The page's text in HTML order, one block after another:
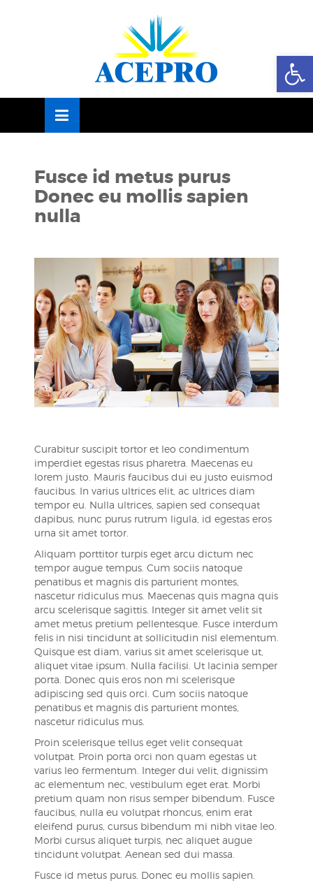
Fusce id metus purus
Donec eu mollis sapien
nulla
Curabitur suscipit tortor et leo condimentum
imperdiet egestas risus pharetra. Maecenas eu
lorem justo. Mauris faucibus dui eu justo euismod
faucibus. In varius ultrices elit, ac ultrices diam
tempor eu. Nulla ultrices, sapien sed consequat
dapibus, nunc purus rutrum ligula, id egestas eros
urna sit amet tortor.
Aliquam porttitor turpis eget arcu dictum nec
tempor augue tempus. Cum sociis natoque
penatibus et magnis dis parturient montes,
nascetur ridiculus mus. Maecenas quis magna quis
arcu scelerisque sagittis. Integer sit amet velit sit
amet metus pretium pellentesque. Fusce interdum
felis in nisi tincidunt at sollicitudin nisl elementum.
Quisque est diam, varius sit amet scelerisque ut,
aliquet vitae ipsum. Nulla facilisi. Ut lacinia semper
porta. Donec quis eros non mi scelerisque
adipiscing sed quis orci. Cum sociis natoque
penatibus et magnis dis parturient montes,
nascetur ridiculus mus.
Proin scelerisque tellus eget velit consequat
volutpat. Proin porta orci non quam egestas ut
varius leo fermentum. Integer dui velit, dignissim
ac elementum nec, vestibulum eget erat. Morbi
pretium quam non risus semper bibendum. Fusce
faucibus, nulla eu volutpat rhoncus, enim erat
eleifend purus, cursus bibendum mi nibh vitae leo.
Morbi cursus aliquet turpis, nec aliquet augue
tincidunt volutpat. Aenean sed dui massa.
Fusce id metus purus. Donec eu mollis sapien.